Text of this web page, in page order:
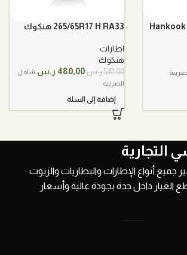
Hankook
265/65R17 H RA33 هنكوك
اطارات
هنكوك
530,00ر.س السعر
530,00 ر.س.
480,00 ر.س السعر
شامل
الضريبة
إضافة إلى السلة
التجارية
أنواع الإطارات والبطاريات والزيوت
الغيار داخل جدة بجودة عالية وأسعار